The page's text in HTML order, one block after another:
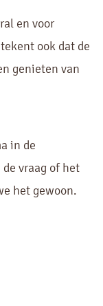
en voor
ook dat de
genieten van
in de
vraag of het
het gewoon.